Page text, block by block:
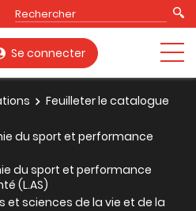
Se connecter
Feuilleter le catalogue
du sport et performance
du sport et performance
(L.AS)
et sciences de la vie et de la